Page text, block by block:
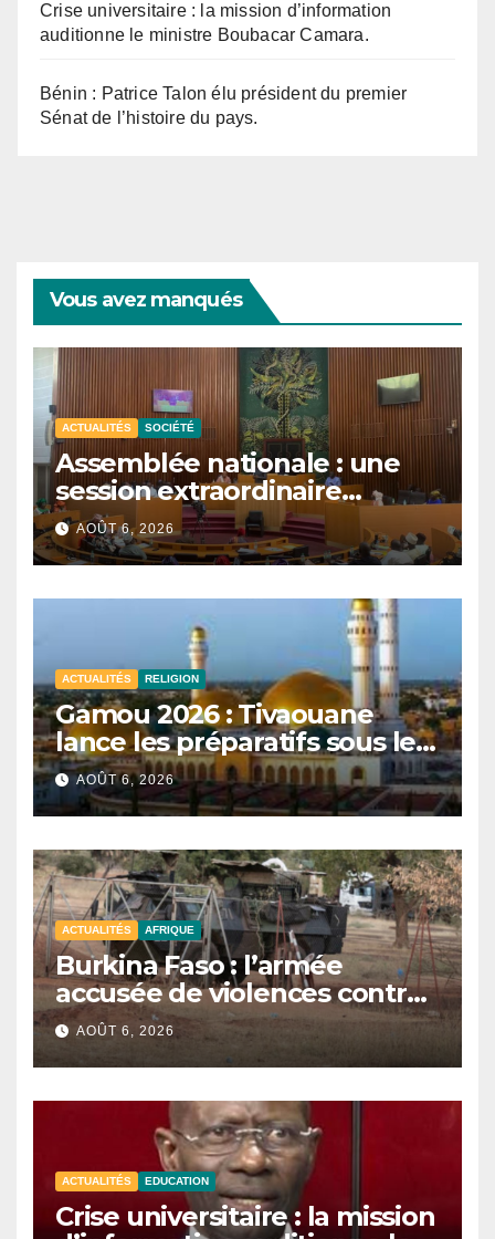
Crise universitaire : la mission d’information
auditionne le ministre Boubacar Camara.
Bénin : Patrice Talon élu président du premier
Sénat de l’histoire du pays.
Vous avez manqués
ACTUALITÉS SOCIÉTÉ
Assemblée nationale : une
session extraordinaire
convoquée le 10 août avec
plusieurs commissions
d’enquête à l’ordre du jour.
AOÛT 6, 2026
ACTUALITÉS RELIGION
Gamou 2026 : Tivaouane
lance les préparatifs sous le
signe de l’unité et du Tawhid.
AOÛT 6, 2026
ACTUALITÉS AFRIQUE
Burkina Faso : l’armée
accusée de violences contre
des civils après une attaque
jihadiste.
AOÛT 6, 2026
ACTUALITÉS EDUCATION
Crise universitaire : la mission